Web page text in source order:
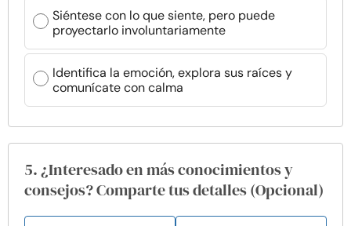
Siéntese con lo que siente, pero puede
proyectarlo involuntariamente
Identifica la emoción, explora sus raíces y
comunícate con calma
5. ¿Interesado en más conocimientos y
consejos? Comparte tus detalles (Opcional)